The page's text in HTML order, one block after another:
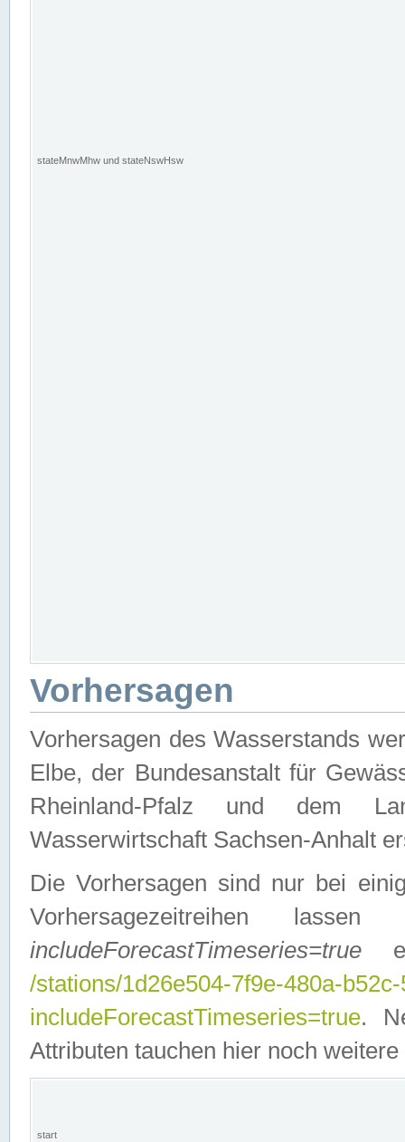
stateMnwMhw und stateNswHsw
Vorhersagen
Vorhersagen des Wasserstands
Elbe, der Bundesanstalt für
Rheinland-Pfalz und dem
Wasserwirtschaft Sachsen-Anhalt
Die Vorhersagen sind nur bei
Vorhersagezeitreihen
includeForecastTimeseries=true
/stations/1d26e504-7f9e-480a-
includeForecastTimeseries=true.
Attributen tauchen hier noch weitere
start